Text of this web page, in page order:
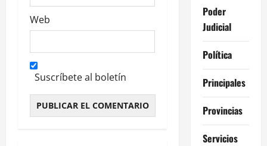
Web
Suscríbete al boletín
Poder
Judicial
Política
Principales
Provincias
Servicios